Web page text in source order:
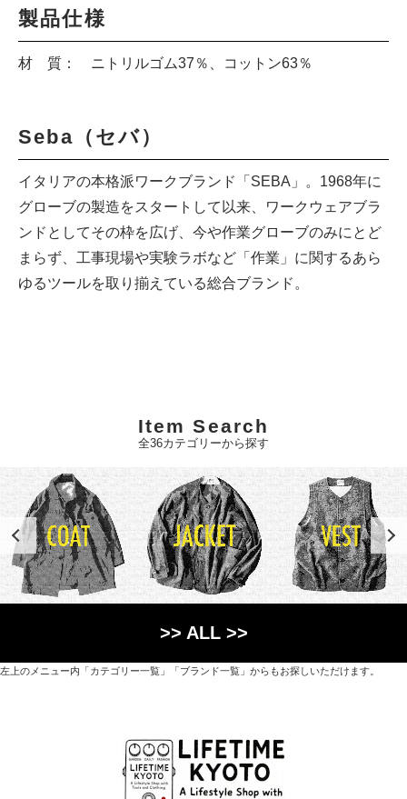
製品仕様
材 質： ニトリルゴム37％、コットン63％
Seba（セバ）
イタリアの本格派ワークブランド「SEBA」。1968年に
グローブの製造をスタートして以来、ワークウェアブラ
ンドとしてその枠を広げ、今や作業グローブのみにとど
まらず、工事現場や実験ラボなど「作業」に関するあら
ゆるツールを取り揃えている総合ブランド。
Item Search
全36カテゴリーから探す
>> ALL >>
左上のメニュー内「カテゴリー一覧」「ブランド一覧」からもお探しいただけます。
オリジナルを含むファッションアイテムが中心の
京都・紫野にあるライフスタイルショップです。